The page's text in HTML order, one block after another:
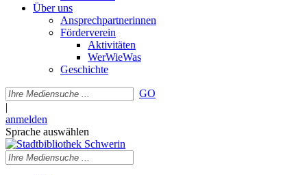
Über uns
Ansprechpartnerinnen
Förderverein
Aktivitäten
WerWieWas
Geschichte
GO
|
anmelden
Sprache auswählen